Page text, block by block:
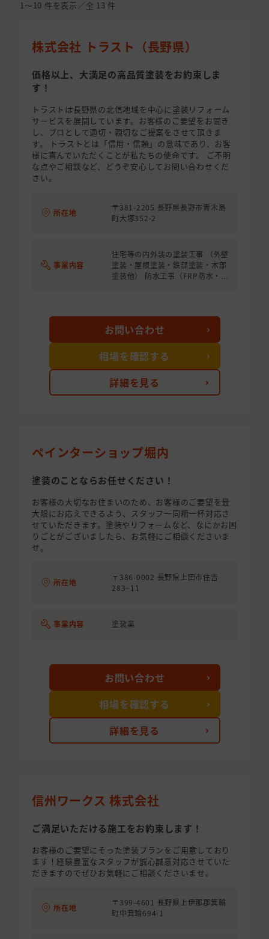
1〜10 件を表示／全 13 件
株式会社 トラスト（長野県）
価格以上、大満足の高品質塗装をお約束しま
す！
トラストは長野県の北信地域を中心に塗装リフォーム
サービスを展開しています。お客様のご要望をお聞き
し、プロとして適切・親切なご提案をさせて頂きま
す。 トラストとは「信用・信頼」の意味であり、お客
様に喜んでいただくことが私たちの使命です。 ご不明
な点やご相談など、どうぞ安心してお問い合わせくだ
さい。
所在地
〒381-2205 長野県長野市青木島
町大塚352-2
事業内容
住宅等の内外装の塗装工事 （外壁
塗装・屋根塗装・鉄部塗装・木部
塗装他） 防水工事（FRP防水・...
詳細を見る
お問い合わせ
相場を確認する
ペインターショップ堀内
塗装のことならお任せください！
お客様の大切なお住まいのため、お客様のご要望を最
大限にお応えできるよう、スタッフ一同精一杯対応さ
せていただきます。塗装やリフォームなど、なにかお困
りごとがございましたら、お気軽にご相談くださいま
せ。
所在地
〒386-0002 長野県上田市住吉
283−11
事業内容 塗装業
詳細を見る
お問い合わせ
相場を確認する
信州ワークス 株式会社
ご満足いただける施工をお約束します！
お客様のご要望にそった塗装プランをご用意しており
ます！経験豊富なスタッフが誠心誠意対応させていた
だきますのでぜひお気軽にご相談くださいませ。
所在地
〒399-4601 長野県上伊那郡箕輪
町中箕輪694-1